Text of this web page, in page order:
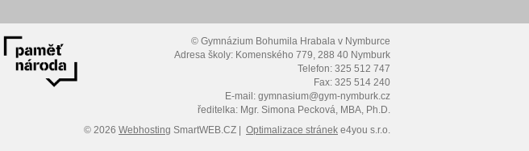
© Gymnázium Bohumila Hrabala v Nymburce
Adresa školy: Komenského 779, 288 40 Nymburk
Telefon: 325 512 747
Fax: 325 514 240
E-mail: gymnasium@gym-nymburk.cz
ředitelka: Mgr. Simona Pecková, MBA, Ph.D.
© 2026 Webhosting SmartWEB.CZ | Optimalizace stránek e4you s.r.o.